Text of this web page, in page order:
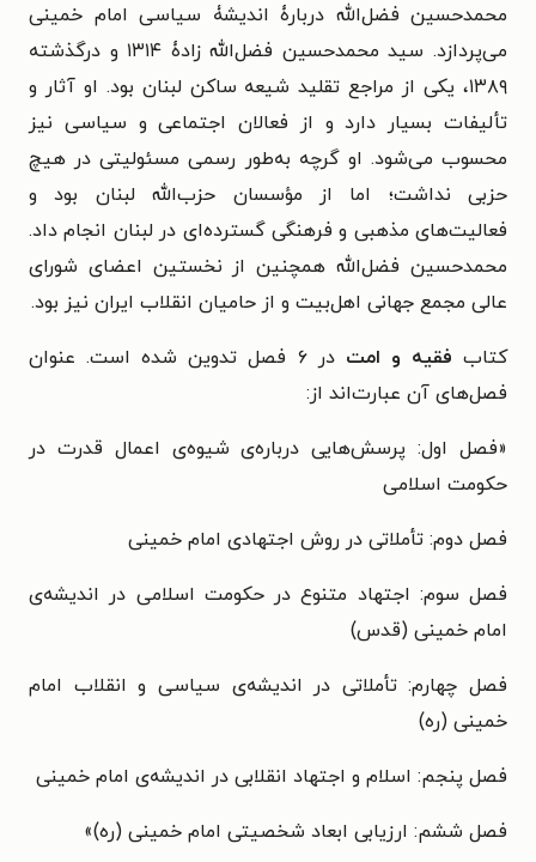
محمدحسین فضل‌الله دربارۀ اندیشۀ سیاسی امام خمینی
می‌پردازد. سید محمدحسین فضل‌الله زادۀ ۱۳۱۴ و درگذشته
۱۳۸۹، یکی از مراجع تقلید شیعه ساکن لبنان بود. او آثار و
تألیفات بسیار دارد و از فعالان اجتماعی و سیاسی نیز
محسوب می‌شود. او گرچه به‌طور رسمی مسئولیتی در هیچ
حزبی نداشت؛ اما از مؤسسان حزب‌الله لبنان بود و
فعالیت‌های مذهبی و فرهنگی گسترده‌ای در لبنان انجام داد.
محمدحسین فضل‌الله همچنین از نخستین اعضای شورای‌
عالی مجمع جهانی اهل‌بیت و از حامیان انقلاب ایران نیز بود.
کتاب فقیه و امت
در ۶ فصل تدوین شده است. عنوان
فصل‌های آن عبارت‌اند از:
«فصل اول: پرسش‌هایی درباره‌ی شیوه‌ی اعمال قدرت در
حکومت اسلامی
فصل دوم: تأملاتی در روش اجتهادی امام خمینی
فصل سوم: اجتهاد متنوع در حکومت اسلامی در اندیشه‌ی
امام خمینی (قدس)
فصل چهارم: تأملاتی در اندیشه‌ی سیاسی و انقلاب امام
خمینی (ره)
فصل پنجم: اسلام و اجتهاد انقلابی در اندیشه‌ی امام خمینی
فصل ششم: ارزیابی ابعاد شخصیتی امام خمینی (ره)»